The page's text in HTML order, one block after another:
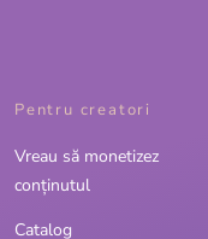
Pentru creatori
Vreau să monetizez
conținutul
Catalog